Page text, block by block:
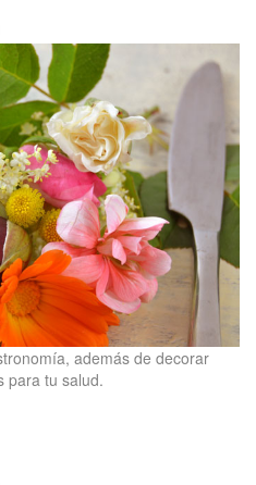
además de decorar
para tu salud.